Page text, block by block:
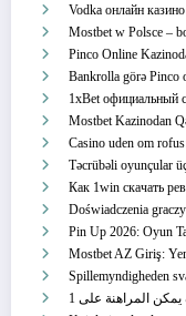
Vodka онлайн
Mostbet w Polsce –
Pinco Online
Bankrolla görə Pinco
1xBet официальный
Mostbet Kazinodan
Casino uden om
Təcrübəli oyunçular
Как 1win скачать
Doświadczenia
Pin Up 2026: Oyun
Mostbet AZ Giriş:
Spillemyndigheden